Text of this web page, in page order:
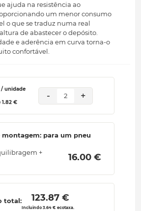
ajuda na resistência ao
um menor consumo
o que se traduz numa real
de abastecer o depósito.
e aderência em curva torna-o
confortável.
/ unidade
1.82 €
- 2 +
montagem: para um pneu
+
16.00 €
total: 123.87 €
Incluindo 3.64 € ecotaxa.